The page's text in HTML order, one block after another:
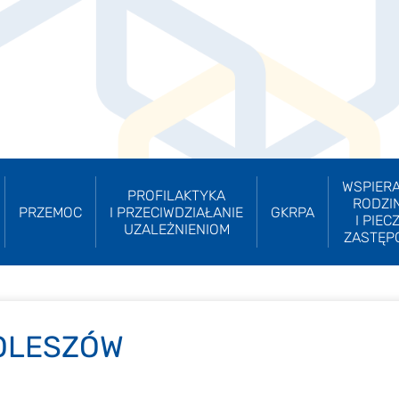
PRZEMOC
PROFILAKTYKA
I PRZECIWDZIAŁANIE
UZALEŻNIENIOM
GKRPA
I